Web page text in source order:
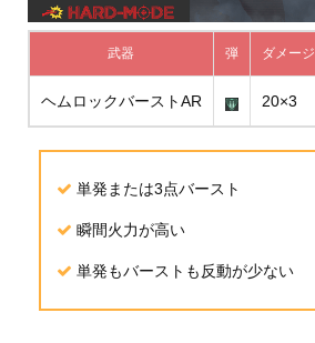
武器 弾 ダメージ
ヘムロックバーストAR 20×3
単発または3点バースト
瞬間火力が高い
単発もバーストも反動が少ない